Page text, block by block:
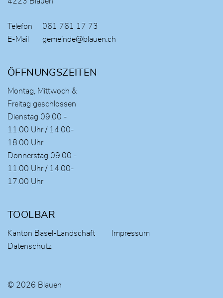
Telefon
061 761 17 73
E-Mail
gemeinde@blauen.ch
ÖFFNUNGSZEITEN
Montag, Mittwoch &
Freitag geschlossen
Dienstag 09.00 -
11.00 Uhr / 14.00-
18.00 Uhr
Donnerstag 09.00 -
11.00 Uhr / 14.00-
17.00 Uhr
TOOLBAR
Kanton Basel-Landschaft
Impressum
Datenschutz
© 2026 Blauen